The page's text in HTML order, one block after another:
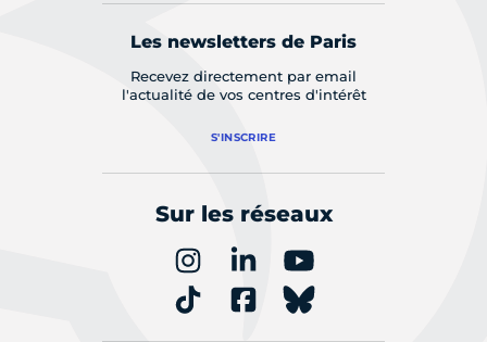
Les newsletters de Paris
Recevez directement par email
l'actualité de vos centres d'intérêt
S'INSCRIRE
Sur les réseaux